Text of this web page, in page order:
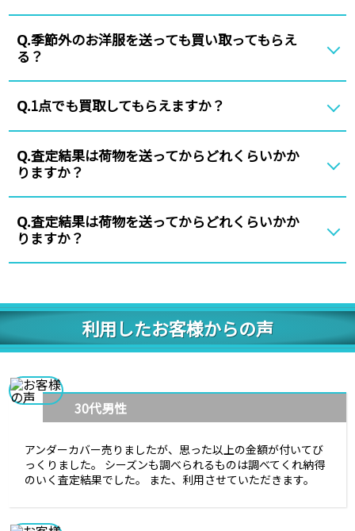
Q.季節外のお洋服を送っても買い取ってもらえ
る？
Q.1点でも買取してもらえますか？
Q.査定結果は荷物を送ってからどれくらいかか
りますか？
Q.査定結果は荷物を送ってからどれくらいかか
りますか？
利用したお客様からの声
30代男性
アンダーカバー売りましたが、思った以上の金額が付いてび
っくりました。 シーズンも調べられるものは調べてくれ納得
のいく査定結果でした。 また、利用させていただきます。